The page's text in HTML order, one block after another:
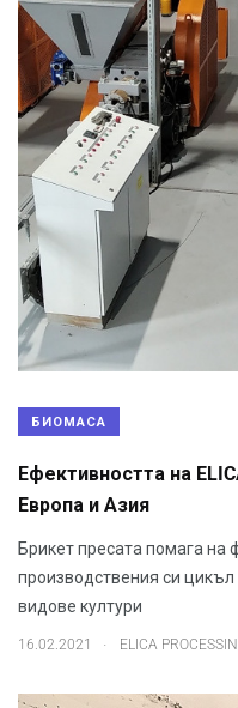
БИОМАСА
Ефективността на
Европа и Азия
Брикет пресата помага на
производствения си
видове култури
16.02.2021 . ELICA